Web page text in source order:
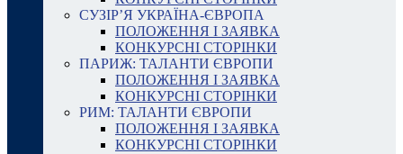
СУЗІР’Я УКРАЇНА-ЄВРОПА
ПОЛОЖЕННЯ І ЗАЯВКА
КОНКУРСНІ СТОРІНКИ
ПАРИЖ: ТАЛАНТИ ЄВРОПИ
ПОЛОЖЕННЯ І ЗАЯВКА
КОНКУРСНІ СТОРІНКИ
РИМ: ТАЛАНТИ ЄВРОПИ
ПОЛОЖЕННЯ І ЗАЯВКА
КОНКУРСНІ СТОРІНКИ